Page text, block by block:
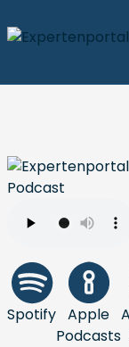
Spotify Apple
Podcasts